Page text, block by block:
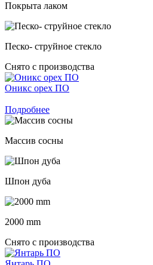
Покрыта лаком
Песко- струйное стекло
Снято с производства
Оникс орех ПО
Подробнее
Массив сосны
Шпон дуба
2000 mm
Снято с производства